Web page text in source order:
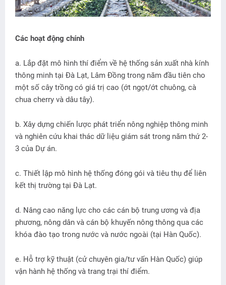
Các hoạt động chính
a. Lắp đặt mô hình thí điểm về hệ thống sản xuất nhà kính
thông minh tại Đà Lạt, Lâm Đồng trong năm đầu tiên cho
một số cây trồng có giá trị cao (ớt ngọt/ớt chuông, cà
chua cherry và dâu tây).
b. Xây dựng chiến lược phát triển nông nghiệp thông minh
và nghiên cứu khai thác dữ liệu giám sát trong năm thứ 2-
3 của Dự án.
c. Thiết lập mô hình hệ thống đóng gói và tiêu thụ để liên
kết thị trường tại Đà Lạt.
d. Nâng cao năng lực cho các cán bộ trung ương và địa
phương, nông dân và cán bộ khuyến nông thông qua các
khóa đào tạo trong nước và nước ngoài (tại Hàn Quốc).
e. Hỗ trợ kỹ thuật (cử chuyên gia/tư vấn Hàn Quốc) giúp
vận hành hệ thống và trang trại thí điểm.